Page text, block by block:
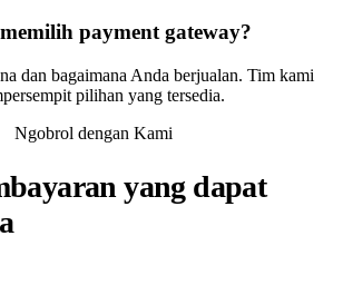
payment gateway?
dan bagaimana Anda berjualan. Tim kami
pilihan yang tersedia.
Ngobrol dengan Kami
yang dapat